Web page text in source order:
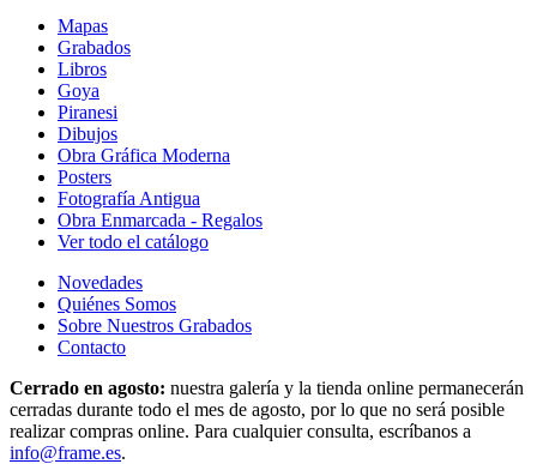
Mapas
Grabados
Libros
Goya
Piranesi
Dibujos
Obra Gráfica Moderna
Posters
Fotografía Antigua
Obra Enmarcada - Regalos
Ver todo el catálogo
Novedades
Quiénes Somos
Sobre Nuestros Grabados
Contacto
Cerrado en agosto: nuestra galería y la tienda online permanecerán
cerradas durante todo el mes de agosto, por lo que no será posible
realizar compras online. Para cualquier consulta, escríbanos a
info@frame.es.